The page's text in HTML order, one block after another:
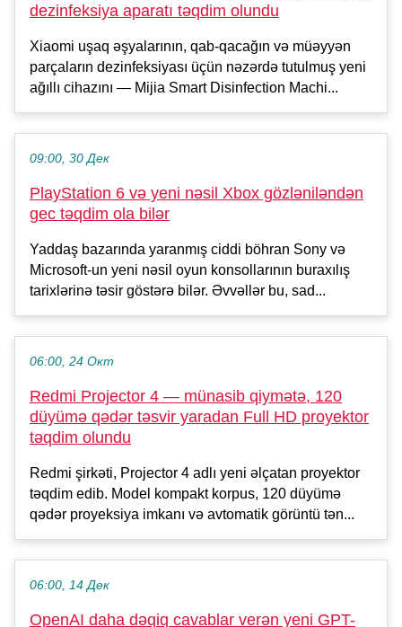
dezinfeksiya aparatı təqdim olundu
Xiaomi uşaq əşyalarının, qab-qacağın və müəyyən
parçaların dezinfeksiyası üçün nəzərdə tutulmuş yeni
ağıllı cihazını — Mijia Smart Disinfection Machi...
09:00, 30 Дек
PlayStation 6 və yeni nəsil Xbox gözləniləndən
gec təqdim ola bilər
Yaddaş bazarında yaranmış ciddi böhran Sony və
Microsoft-un yeni nəsil oyun konsollarının buraxılış
tarixlərinə təsir göstərə bilər. Əvvəllər bu, sad...
06:00, 24 Окт
Redmi Projector 4 — münasib qiymətə, 120
düyümə qədər təsvir yaradan Full HD proyektor
təqdim olundu
Redmi şirkəti, Projector 4 adlı yeni əlçatan proyektor
təqdim edib. Model kompakt korpus, 120 düyümə
qədər proyeksiya imkanı və avtomatik görüntü tən...
06:00, 14 Дек
OpenAI daha dəqiq cavablar verən yeni GPT-